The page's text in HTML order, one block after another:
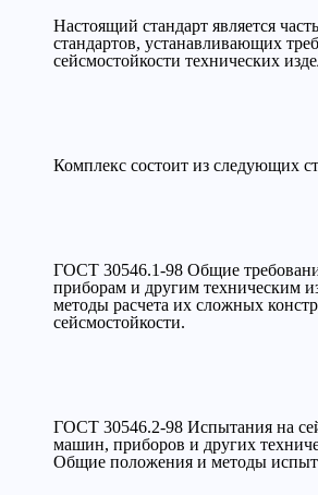
Настоящий стандарт является
стандартов, устанавливающих
сейсмостойкости технических
Комплекс состоит из следующих
ГОСТ 30546.1-98 Общие
приборам и другим техническим
методы расчета их сложных
сейсмостойкости.
ГОСТ 30546.2-98 Испытания на
машин, приборов и других
Общие положения и методы